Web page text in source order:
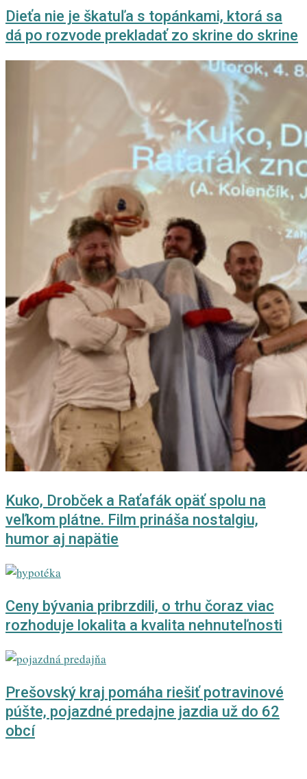
Dieťa nie je škatuľa s topánkami, ktorá sa
dá po rozvode prekladať zo skrine do skrine
Kuko, Drobček a Raťafák opäť spolu na
veľkom plátne. Film prináša nostalgiu,
humor aj napätie
Ceny bývania pribrzdili, o trhu čoraz viac
rozhoduje lokalita a kvalita nehnuteľnosti
Prešovský kraj pomáha riešiť potravinové
púšte, pojazdné predajne jazdia už do 62
obcí